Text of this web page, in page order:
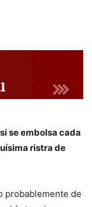
se embolsa cada
ristra de
probablemente de